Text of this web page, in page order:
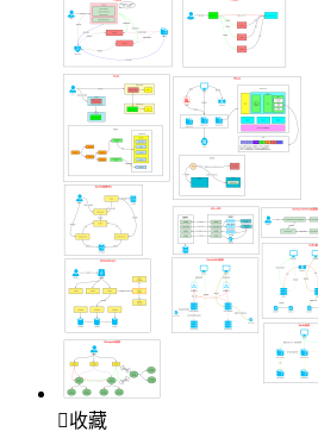
收藏